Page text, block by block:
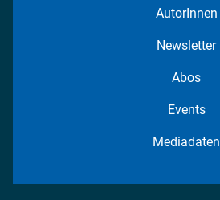
AutorInnen
Newsletter
Abos
Events
Mediadaten